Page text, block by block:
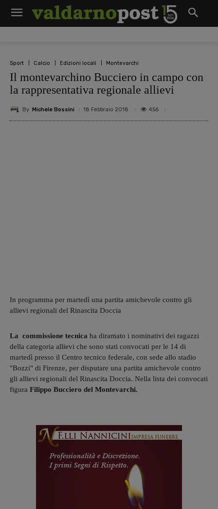
Sport Calcio Edizioni locali Montevarchi
Il montevarchino Bucciero in campo con
la rappresentativa regionale allievi
By Michele Bossini 18 Febbraio 2018 456
In programma per martedì una partita amichevole contro gli
allievi regionali del Rinascita Doccia
La commissione tecnica ha diramato i nominativi dei ragazzi
della categoria allievi che sono stati convocati per le 14 di
martedì presso il Centro tecnico federale, con sede allo stadio
"Bozzi" di Firenze, per disputare una partita amichevole contro
gli allievi regionali del Rinascita Doccia. Nella lista dei convocati
figura Filippo Bucciero del Montevarchi.